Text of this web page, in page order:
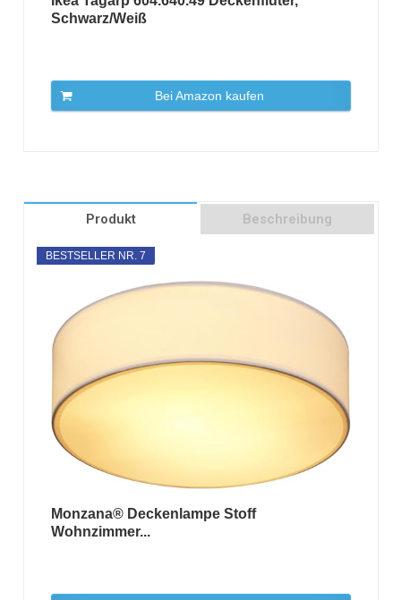
Schwarz/Weiß
Bei Amazon kaufen
Produkt Beschreibung
BESTSELLER NR. 7
Monzana® Deckenlampe Stoff
Wohnzimmer...